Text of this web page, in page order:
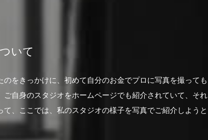
いて
をきっかけに、初めて自分のお金でプロに写真を撮っても
自身のスタジオをホームページでも紹介されていて、それ
、ここでは、私のスタジオの様子を写真でご紹介しようと